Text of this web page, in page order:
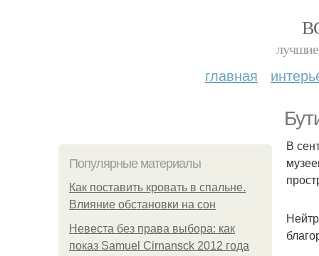
лучшие
главная
Популярные материалы
Как поставить кровать в спальне.
Влияние обстановки на сон
Невеста без права выбора: как
показ Samuel Cirnansck 2012 года
В